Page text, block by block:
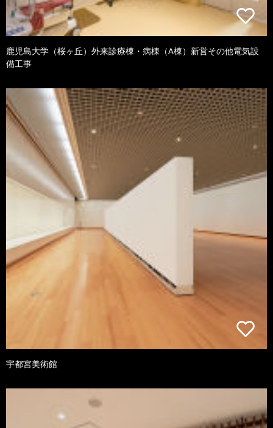
鹿児島大学（桜ヶ丘）外来診療棟・病棟（A棟）新営その他電気設
備工事
宇都宮美術館